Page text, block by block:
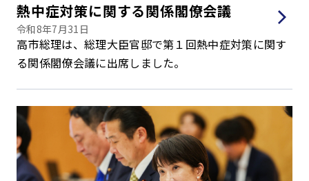
熱中症対策に関する関係閣僚会議
令和8年7月31日
高市総理は、総理大臣官邸で第１回熱中症対策に関す
る関係閣僚会議に出席しました。